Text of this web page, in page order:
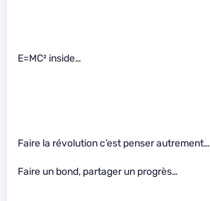
E=MC² inside…
Faire la révolution c’est penser autrement…
Faire un bond, partager un progrès…